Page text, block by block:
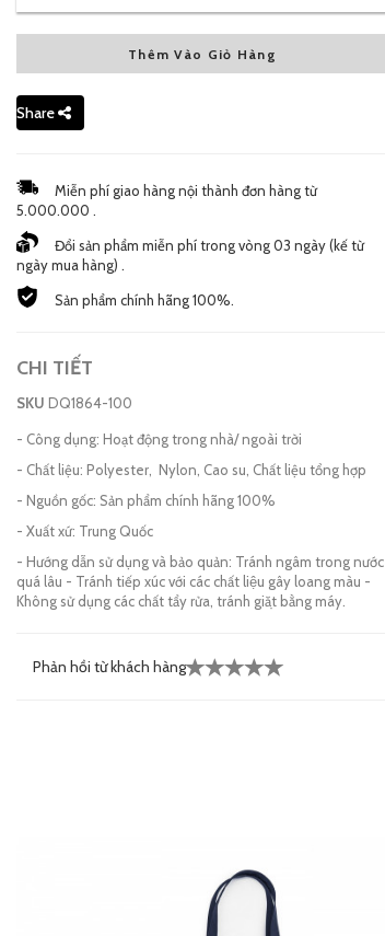
Thêm Vào Giỏ Hàng
Share
Miễn phí giao hàng nội thành đơn hàng từ
5.000.000 .
Đổi sản phẩm miễn phí trong vòng 03 ngày (kế từ
ngày mua hàng) .
Sản phẩm chính hãng 100%.
CHI TIẾT
SKU DQ1864-100
- Công dụng: Hoạt động trong nhà/ ngoài trời
- Chất liệu: Polyester, Nylon, Cao su, Chất liệu tổng hợp
- Nguồn gốc: Sản phẩm chính hãng 100%
- Xuất xứ: Trung Quốc
- Hướng dẫn sử dụng và bảo quản: Tránh ngâm trong nước
quá lâu - Tránh tiếp xúc với các chất liệu gây loang màu -
Không sử dụng các chất tẩy rửa, tránh giặt bằng máy.
Phản hồi từ khách hàng